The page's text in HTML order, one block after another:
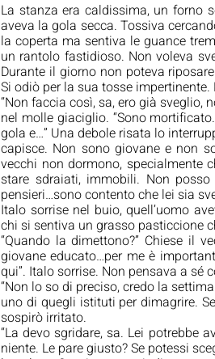
La stanza era caldissima, un forno
aveva la gola secca. Tossiva
la coperta ma sentiva le guance
un rantolo fastidioso. Non voleva
Durante il giorno non poteva
Si odiò per la sua tosse
“Non faccia così, sa, ero già sveglio,
nel molle giaciglio. “Sono
gola e…” Una debole risata lo
capisce. Non sono giovane e non
vecchi non dormono, specialmente
stare sdraiati, immobili. Non
pensieri…sono contento che lei sia
Italo sorrise nel buio, quell’uomo
chi si sentiva un grasso pasticcione
“Quando la dimettono?” Chiese il
giovane educato…per me è
qui”. Italo sorrise. Non pensava a sé
“Non lo so di preciso, credo la
uno di quegli istituti per dimagrire.
sospirò irritato.
“La devo sgridare, sa. Lei potrebbe
niente. Le pare giusto? Se potessi